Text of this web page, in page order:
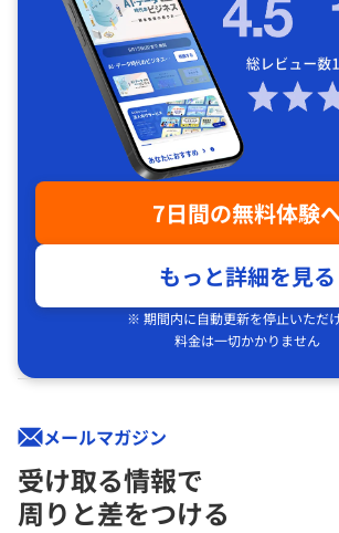
7日間の無料体験
もっと詳細を見る
※ 期間内に自動更新を停止いただ
料金は一切かかりません
メールマガジン
受け取る情報で
周りと差をつける